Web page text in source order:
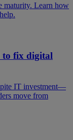
maturity. Learn how
to fix digital
IT investment—
move from